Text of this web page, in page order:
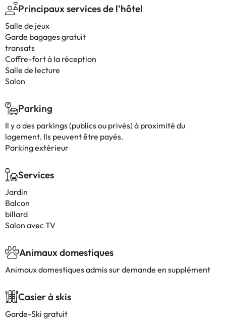
Principaux services de l'hôtel
Salle de jeux
Garde bagages gratuit
transats
Coffre-fort à la réception
Salle de lecture
Salon
Parking
Il y a des parkings (publics ou privés) à proximité du
logement. Ils peuvent être payés.
Parking extérieur
Services
Jardin
Balcon
billard
Salon avec TV
Animaux domestiques
Animaux domestiques admis sur demande en supplément
Casier à skis
Garde-Ski gratuit